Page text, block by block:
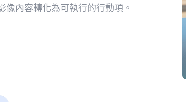
像內容轉化為可執行的行動項。